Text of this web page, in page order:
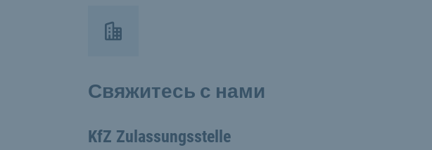
Свяжитесь с нами
KfZ Zulassungsstelle